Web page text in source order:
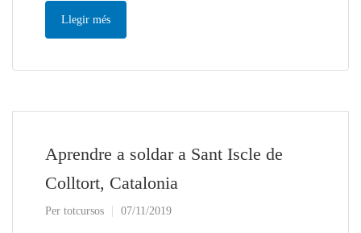
Llegir més
Aprendre a soldar a Sant Iscle de
Colltort, Catalonia
Per totcursos 07/11/2019